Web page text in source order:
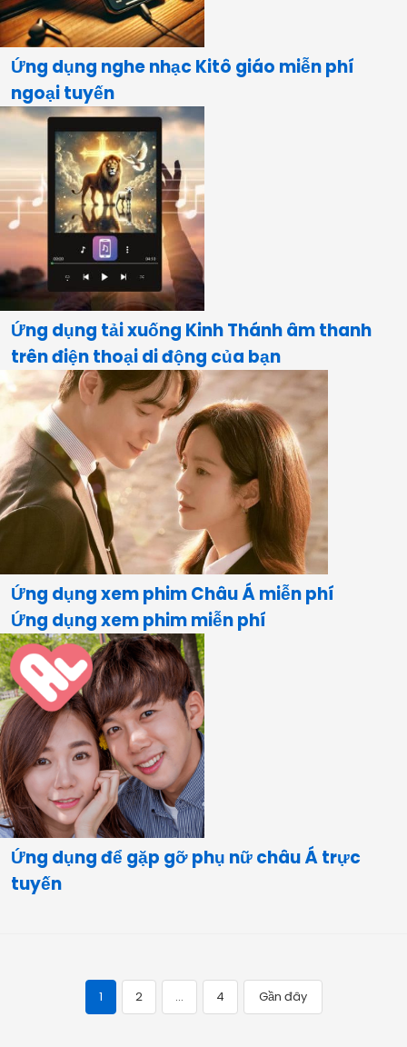
Ứng dụng nghe nhạc Kitô giáo miễn phí
ngoại tuyến
Ứng dụng tải xuống Kinh Thánh âm thanh
trên điện thoại di động của bạn
Ứng dụng xem phim Châu Á miễn phí
Ứng dụng xem phim miễn phí
Ứng dụng để gặp gỡ phụ nữ châu Á trực
tuyến
Điều
1 2 … 4 Gần đây